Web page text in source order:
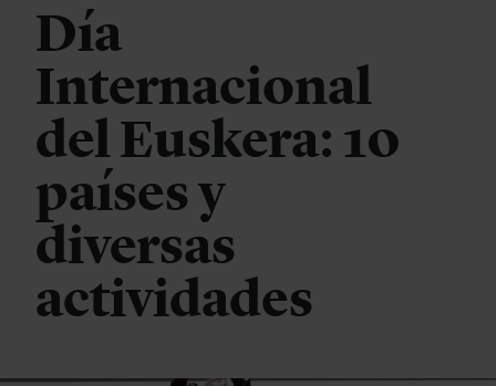
Día
Internacional
del Euskera: 10
países y
diversas
actividades